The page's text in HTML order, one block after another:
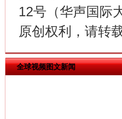
12号（华声国际
原创权利，请转
全球视频图文新闻
揭批美国五大"原罪"